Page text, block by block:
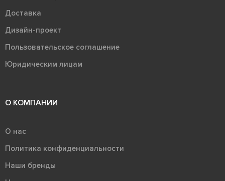
Доставка
Дизайн-проект
Пользовательское соглашение
Юридическим лицам
О КОМПАНИИ
О нас
Политика конфиденциальности
Наши бренды